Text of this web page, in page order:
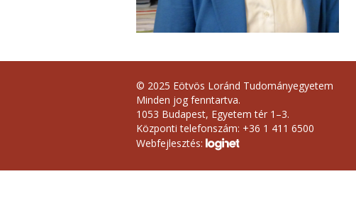
© 2025 Eötvös Loránd Tudományegyetem
Minden jog fenntartva.
1053 Budapest, Egyetem tér 1–3.
Központi telefonszám: +36 1 411 6500
Webfejlesztés: